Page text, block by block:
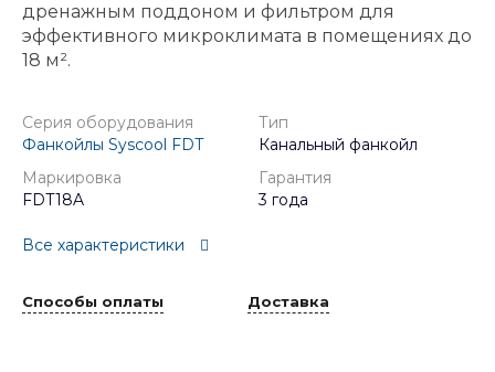
дренажным поддоном и фильтром для
эффективного микроклимата в помещениях до
18 м².
Серия оборудования
Фанкойлы Syscool FDT
Тип
Канальный фанкойл
Маркировка
FDT18A
Гарантия
3 года
Все характеристики
Способы оплаты Доставка